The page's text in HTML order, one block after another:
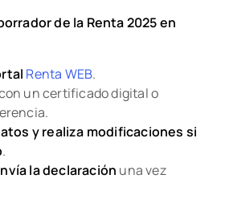
de la Renta 2025 en
Renta WEB.
un certificado digital o
y realiza modificaciones si
.
la declaración una vez